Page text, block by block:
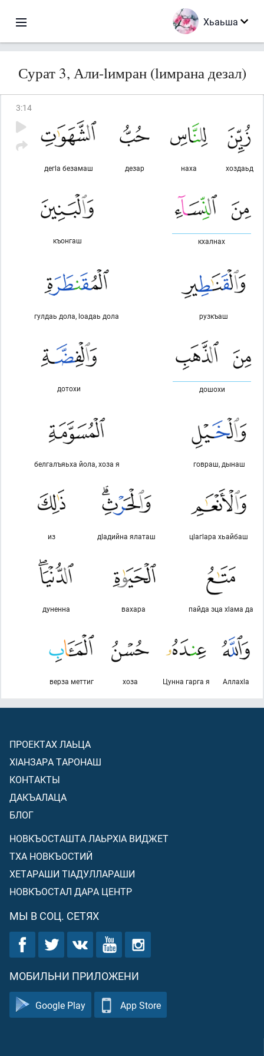
Хьаьша
Сурат 3, Али-lимран (lимрана дезал)
3:14
хоздаьд
наха
дезар
дегlа безамаш
кхалнах
къонгаш
рузкъаш
гулдаь дола, lоадаь дола
дошохи
дотохи
говраш, дынаш
белгалъяьха йола, хоза я
цlагlара хьайбаш
дlадийна ялаташ
из
пайда эца хlама да
вахара
дуненна
Аллахlа
Цунна гарга я
хоза
верза меттиг
ПРОЕКТАХ ЛАЬЦА
ХIАНЗАРА ТАРОНАШ
КОНТАКТЫ
ДАКЪАЛАЦА
БЛОГ
НОВКЪОСТАШТА ЛАЬРХIА ВИДЖЕТ
ТХА НОВКЪОСТИЙ
ХЕТАРАШИ ТIАДУЛЛАРАШИ
НОВКЪОСТАЛ ДАРА ЦЕНТР
МЫ В СОЦ. СЕТЯХ
МОБИЛЬНИ ПРИЛОЖЕНИ
Google Play App Store